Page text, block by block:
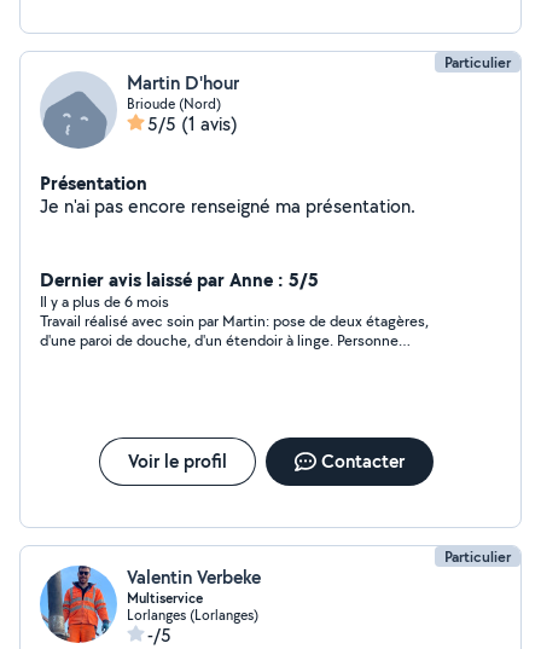
Particulier
Martin D'hour
Brioude (Nord)
5/5 (1 avis)
Présentation
Je n'ai pas encore renseigné ma présentation.
Dernier avis laissé par Anne : 5/5
Il y a plus de 6 mois
Travail réalisé avec soin par Martin: pose de deux étagères,
d'une paroi de douche, d'un étendoir à linge. Personne
Voir le profil Contacter
Particulier
Valentin Verbeke
Multiservice
Lorlanges (Lorlanges)
-/5